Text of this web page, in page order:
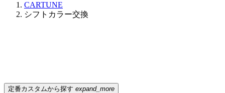
CARTUNE
シフトカラー交換
定番カスタムから探す expand_more